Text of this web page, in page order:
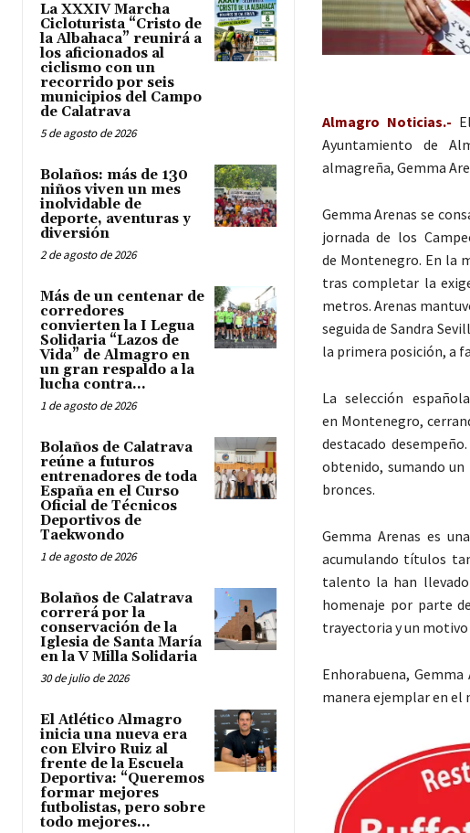
La XXXIV Marcha
Cicloturista “Cristo de
la Albahaca” reunirá a
los aficionados al
ciclismo con un
recorrido por seis
municipios del Campo
de Calatrava
5 de agosto de 2026
Bolaños: más de 130
niños viven un mes
inolvidable de
deporte, aventuras y
diversión
2 de agosto de 2026
Más de un centenar de
corredores
convierten la I Legua
Solidaria “Lazos de
Vida” de Almagro en
un gran respaldo a la
lucha contra...
1 de agosto de 2026
Bolaños de Calatrava
reúne a futuros
entrenadores de toda
España en el Curso
Oficial de Técnicos
Deportivos de
Taekwondo
1 de agosto de 2026
Bolaños de Calatrava
correrá por la
conservación de la
Iglesia de Santa María
en la V Milla Solidaria
30 de julio de 2026
El Atlético Almagro
inicia una nueva era
con Elviro Ruiz al
frente de la Escuela
Deportiva: “Queremos
formar mejores
futbolistas, pero sobre
todo mejores...
Almagro Noticias.-
Ayuntamiento de
almagreña, Gemma
Gemma Arenas se
jornada de los
de Montenegro. En la
tras completar la
metros. Arenas
seguida de Sandra
la primera posición, a
La selección
en Montenegro,
destacado
obtenido, sumando
bronces.
Gemma Arenas es
acumulando títulos
talento la han
homenaje por parte
trayectoria y un
Enhorabuena,
manera ejemplar en el